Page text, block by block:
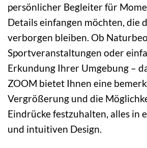
persönlicher Begleiter für
Details einfangen möchten, die
verborgen bleiben. Ob
Sportveranstaltungen oder
Erkundung Ihrer Umgebung –
ZOOM bietet Ihnen eine
Vergrößerung und die
Eindrücke festzuhalten, alles in
und intuitiven Design.